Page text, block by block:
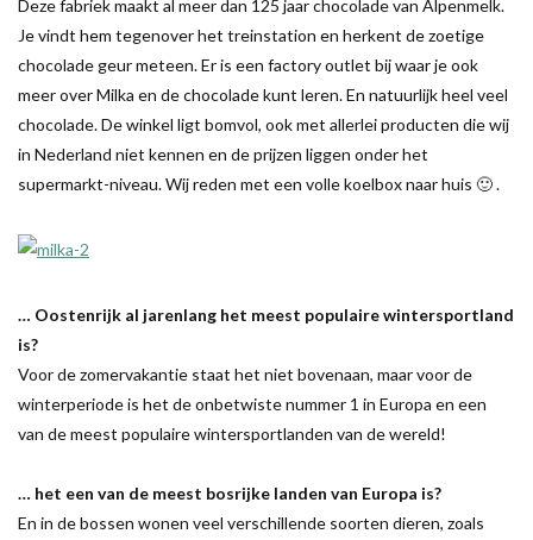
Deze fabriek maakt al meer dan 125 jaar chocolade van Alpenmelk.
Je vindt hem tegenover het treinstation en herkent de zoetige
chocolade geur meteen. Er is een factory outlet bij waar je ook
meer over Milka en de chocolade kunt leren. En natuurlijk heel veel
chocolade. De winkel ligt bomvol, ook met allerlei producten die wij
in Nederland niet kennen en de prijzen liggen onder het
supermarkt-niveau. Wij reden met een volle koelbox naar huis 🙂 .
… Oostenrijk al jarenlang het meest populaire wintersportland
is?
Voor de zomervakantie staat het niet bovenaan, maar voor de
winterperiode is het de onbetwiste nummer 1 in Europa en een
van de meest populaire wintersportlanden van de wereld!
… het een van de meest bosrijke landen van Europa is?
En in de bossen wonen veel verschillende soorten dieren, zoals